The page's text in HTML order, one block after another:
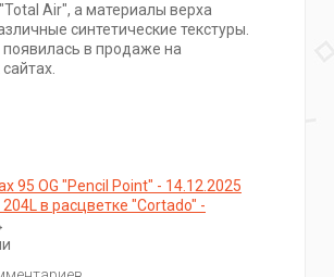
Air", а материалы верха
синтетические текстуры.
в продаже на
95 OG "Pencil Point" - 14.12.2025
в расцветке "Cortado" -